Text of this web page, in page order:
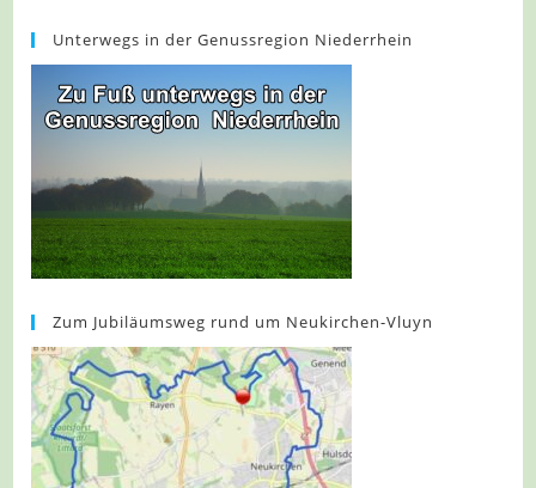
Unterwegs in der Genussregion Niederrhein
Zum Jubiläumsweg rund um Neukirchen-Vluyn